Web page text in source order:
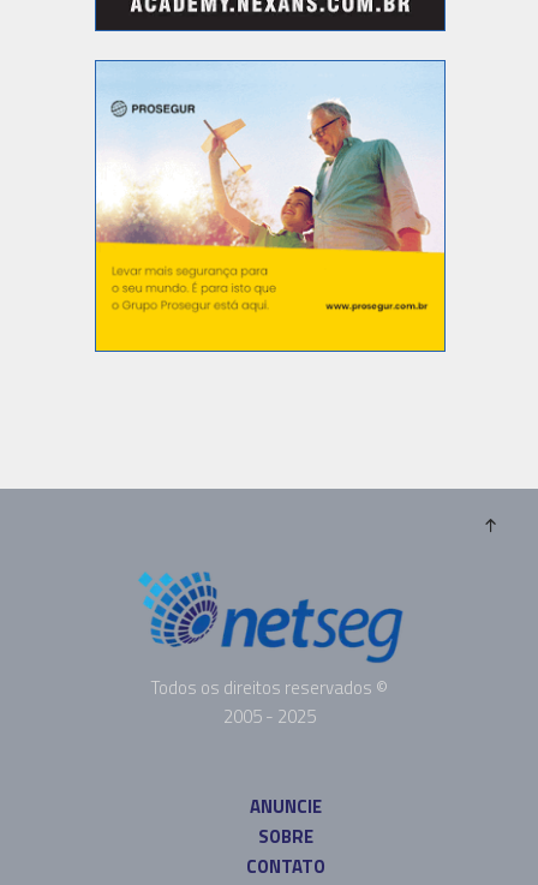
Todos os direitos reservados ©
2005 - 2025
ANUNCIE
SOBRE
CONTATO